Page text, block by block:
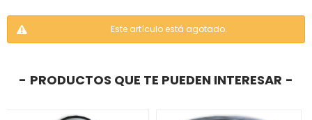
Este artículo está agotado.
PRODUCTOS QUE TE PUEDEN INTERESAR